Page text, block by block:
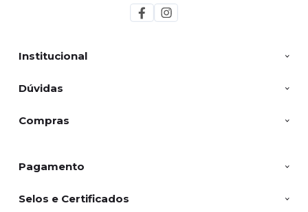
Institucional
Dúvidas
Compras
Pagamento
Selos e Certificados